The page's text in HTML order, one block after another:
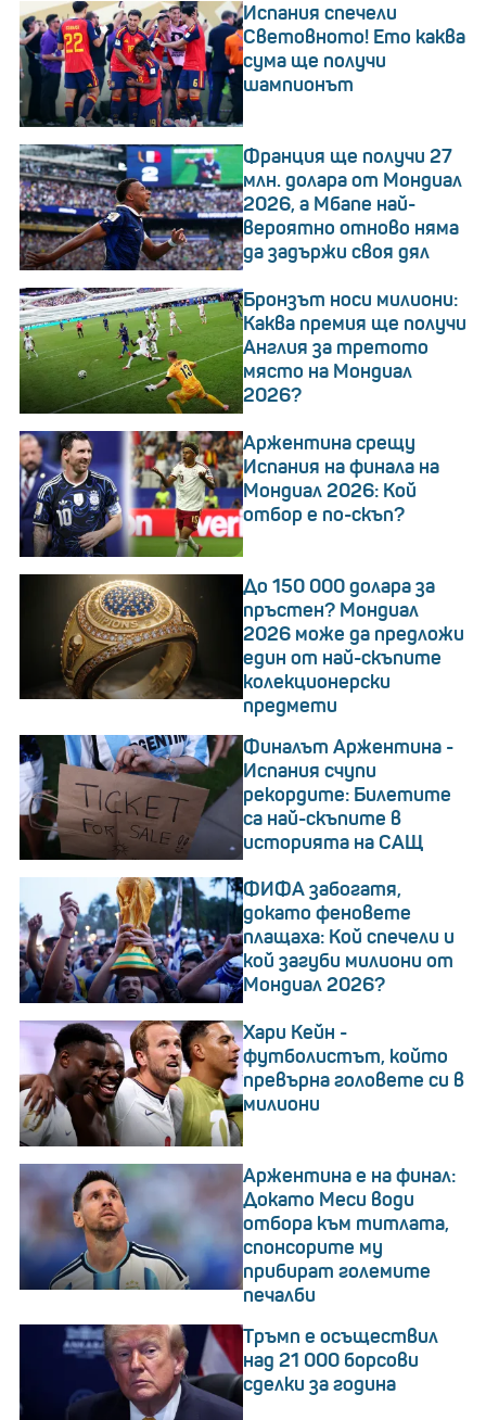
Испания спечели
Световното! Ето каква
сума ще получи
шампионът
Франция ще получи 27
млн. долара от Мондиал
2026, а Мбапе най-
вероятно отново няма
да задържи своя дял
Бронзът носи милиони:
Каква премия ще получи
Англия за третото
място на Мондиал
2026?
Аржентина срещу
Испания на финала на
Мондиал 2026: Кой
отбор е по-скъп?
До 150 000 долара за
пръстен? Мондиал
2026 може да предложи
един от най-скъпите
колекционерски
предмети
Финалът Аржентина -
Испания счупи
рекордите: Билетите
са най-скъпите в
историята на САЩ
ФИФА забогатя,
докато феновете
плащаха: Кой спечели и
кой загуби милиони от
Мондиал 2026?
Хари Кейн -
футболистът, който
превърна головете си в
милиони
Аржентина е на финал:
Докато Меси води
отбора към титлата,
спонсорите му
прибират големите
печалби
Tръмп е осъществил
над 21 000 борсови
сделки за година